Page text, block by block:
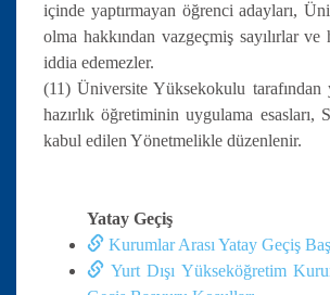
içinde yaptırmayan öğrenci adayları,
olma hakkından vazgeçmiş sayılırlar
iddia edemezler.
(11) Üniversite Yüksekokulu tarafından
hazırlık öğretiminin uygulama esasları,
kabul edilen Yönetmelikle düzenlenir.
Yatay Geçiş
Kurumlar Arası Yatay Geçiş
Yurt Dışı Yükseköğretim